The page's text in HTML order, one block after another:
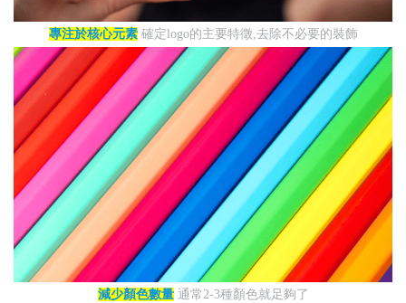
專注於核心元素確定logo的主要特徵,去除不必要的裝飾
減少顏色數量通常2-3種顏色就足夠了